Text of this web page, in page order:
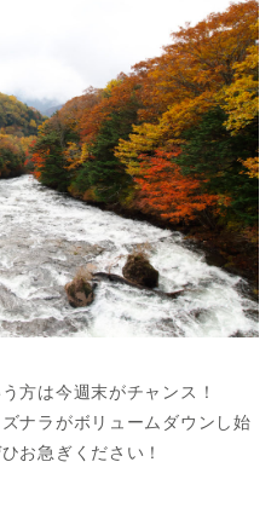
方は今週末がチャンス！
ナラがボリュームダウンし始
お急ぎください！